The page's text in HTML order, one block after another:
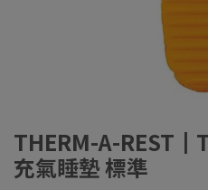
THERM-A-
充氣睡墊 標準